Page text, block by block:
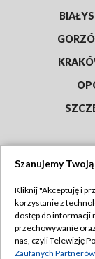
Abonament
Emisja w TVP
Szanujemy
Kliknij "Akceptuję i
korzystanie z
dostęp do informacji
przechowywanie
nas, czyli Telewizję
Zaufanych